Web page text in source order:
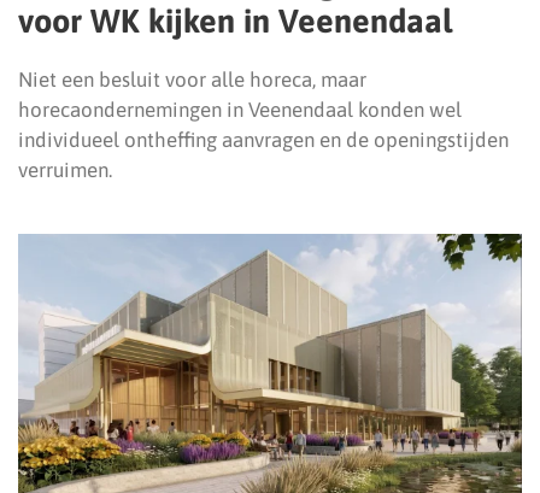
voor WK kijken in Veenendaal
Niet een besluit voor alle horeca, maar
horecaondernemingen in Veenendaal konden wel
individueel ontheffing aanvragen en de openingstijden
verruimen.